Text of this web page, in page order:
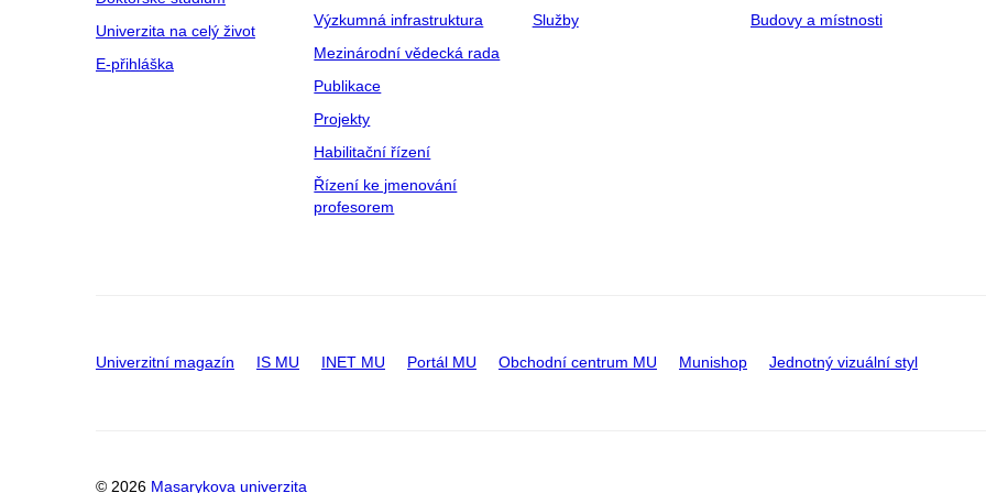
Univerzita na celý život
E-přihláška
Výzkumná infrastruktura
Mezinárodní vědecká rada
Publikace
Projekty
Habilitační řízení
Řízení ke jmenování
profesorem
Služby
Budovy a místnosti
Univerzitní magazín IS MU INET MU Portál MU Obchodní centrum MU Munishop Jednotný vizuální styl
© 2026 Masarykova univerzita